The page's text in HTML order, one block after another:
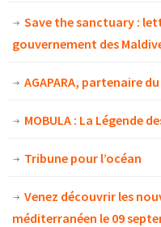
Save the sanctuary :
gouvernement des
AGAPARA, partenaire
MOBULA : La Légende
Tribune pour l’océan
Venez découvrir les
méditerranéen le 09